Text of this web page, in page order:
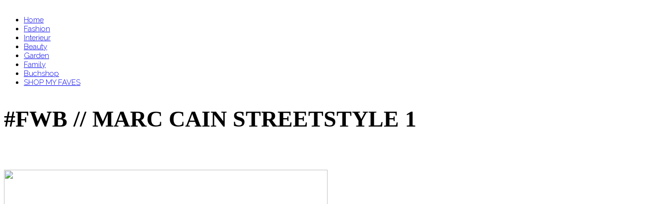
Home
Fashion
Interieur
Beauty
Garden
Family
Buchshop
SHOP MY FAVES
#FWB // MARC CAIN STREETSTYLE 1